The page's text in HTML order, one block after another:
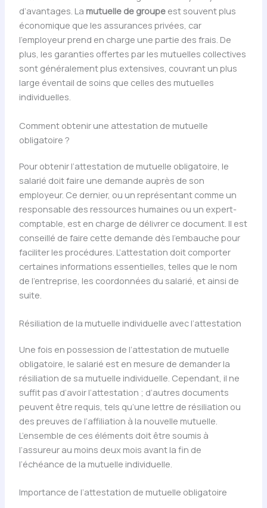
d’avantages. La mutuelle de groupeest souvent plus
économique que les assurances privées, car
l’employeur prend en charge une partie des frais. De
plus, les garanties offertes par les mutuelles collectives
sont généralement plus extensives, couvrant un plus
large éventail de soins que celles des mutuelles
individuelles.
Comment obtenir une attestation de mutuelle
obligatoire ?
Pour obtenir l’attestation de mutuelle obligatoire, le
salarié doit faire une demande auprès de son
employeur. Ce dernier, ou un représentant comme un
responsable des ressources humaines ou un expert-
comptable, est en charge de délivrer ce document. Il est
conseillé de faire cette demande dès l’embauche pour
faciliter les procédures. L’attestation doit comporter
certaines informations essentielles, telles que le nom
de l’entreprise, les coordonnées du salarié, et ainsi de
suite.
Résiliation de la mutuelle individuelle avec l’attestation
Une fois en possession de l’attestation de mutuelle
obligatoire, le salarié est en mesure de demander la
résiliation de sa mutuelle individuelle. Cependant, il ne
suffit pas d’avoir l’attestation ; d’autres documents
peuvent être requis, tels qu’une lettre de résiliation ou
des preuves de l’affiliation à la nouvelle mutuelle.
L’ensemble de ces éléments doit être soumis à
l’assureur au moins deux mois avant la fin de
l’échéance de la mutuelle individuelle.
Importance de l’attestation de mutuelle obligatoire